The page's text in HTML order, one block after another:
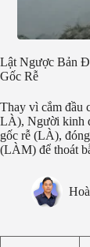
Lật Ngược Bản
Gốc Rễ
Thay vì cắm
LÀ), Người kinh
gốc rễ (LÀ),
(LÀM) để thoát